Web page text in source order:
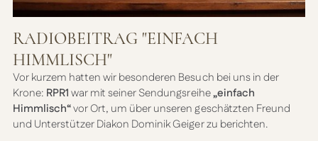
RADIOBEITRAG "EINFACH
HIMMLISCH"
Vor kurzem hatten wir besonderen Besuch bei uns in der
Krone: RPR1war mit seiner Sendungsreihe„einfach
Himmlisch“vor Ort, um über unseren geschätzten Freund
und Unterstützer Diakon Dominik Geiger zu berichten.